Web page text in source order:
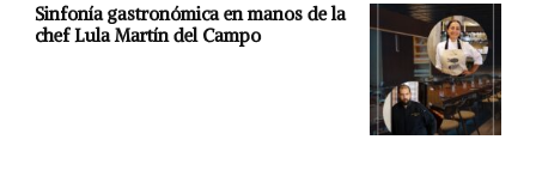
Sinfonía gastronómica en manos de la
chef Lula Martín del Campo